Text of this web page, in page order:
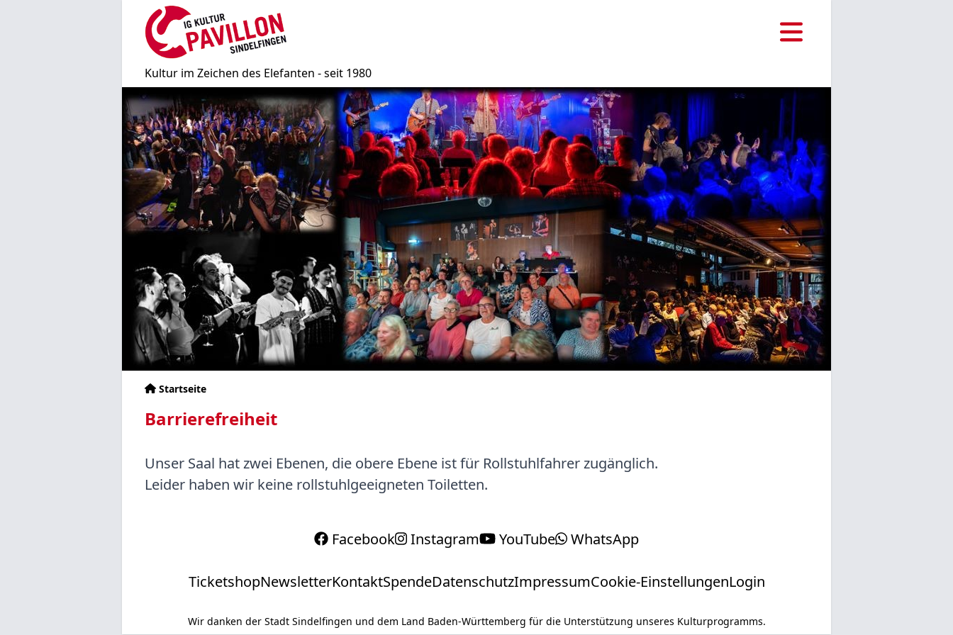
Kultur im Zeichen des Elefanten - seit 1980
Bild
Pfadnavigation
Startseite
Barrierefreiheit
Inhalt
Text
Unser Saal hat zwei Ebenen, die obere Ebene ist für Rollstuhlfahrer zugänglich.
Leider haben wir keine rollstuhlgeeigneten Toiletten.
Facebook Instagram YouTube WhatsApp
TicketshopNewsletterKontaktSpendeDatenschutzImpressumCookie-EinstellungenLogin
Wir danken der Stadt Sindelfingen und dem Land Baden-Württemberg für die Unterstützung unseres Kulturprogramms.